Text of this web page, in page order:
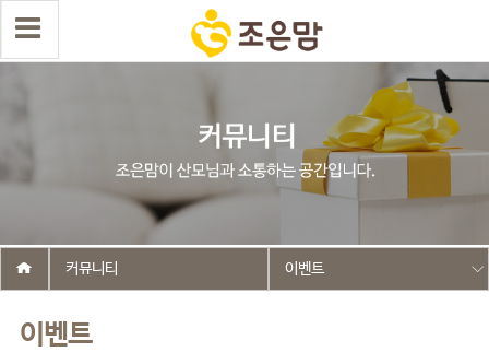
이벤트
커뮤니티 이벤트